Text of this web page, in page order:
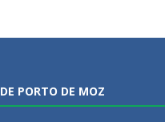
PORTO DE MOZ